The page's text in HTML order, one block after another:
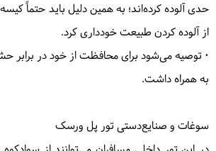
حدی آلوده کرده‌اند؛ به همین دلیل باید حتماً
از آلوده کردن طبیعت خودداری کرد.
• توصیه می‌شود برای محافظت از خود در برابر
به همراه داشت.
سوغات و صنایع‌دستی تور پل ورسک